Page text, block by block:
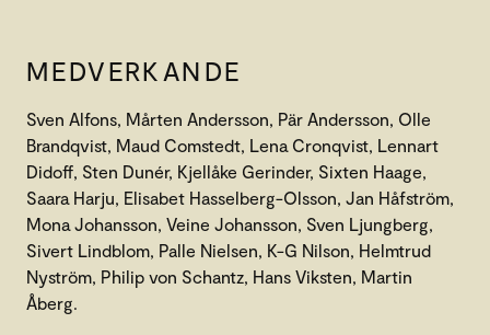
MEDVERKANDE
Sven Alfons, Mårten Andersson, Pär Andersson, Olle
Brandqvist, Maud Comstedt, Lena Cronqvist, Lennart
Didoff, Sten Dunér, Kjellåke Gerinder, Sixten Haage,
Saara Harju, Elisabet Hasselberg-Olsson, Jan Håfström,
Mona Johansson, Veine Johansson, Sven Ljungberg,
Sivert Lindblom, Palle Nielsen, K-G Nilson, Helmtrud
Nyström, Philip von Schantz, Hans Viksten, Martin
Åberg.